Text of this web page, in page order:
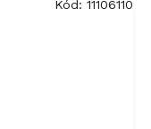
Kód: 11106110